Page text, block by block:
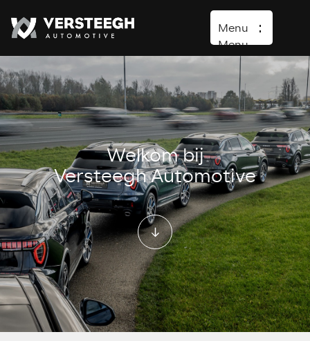
Menu
Menu
Home
Aanbod
Lease aanbod
Diensten
Lynk & Co
Over ons
Verkocht
Contact
Welkom bij
Versteegh Automotive